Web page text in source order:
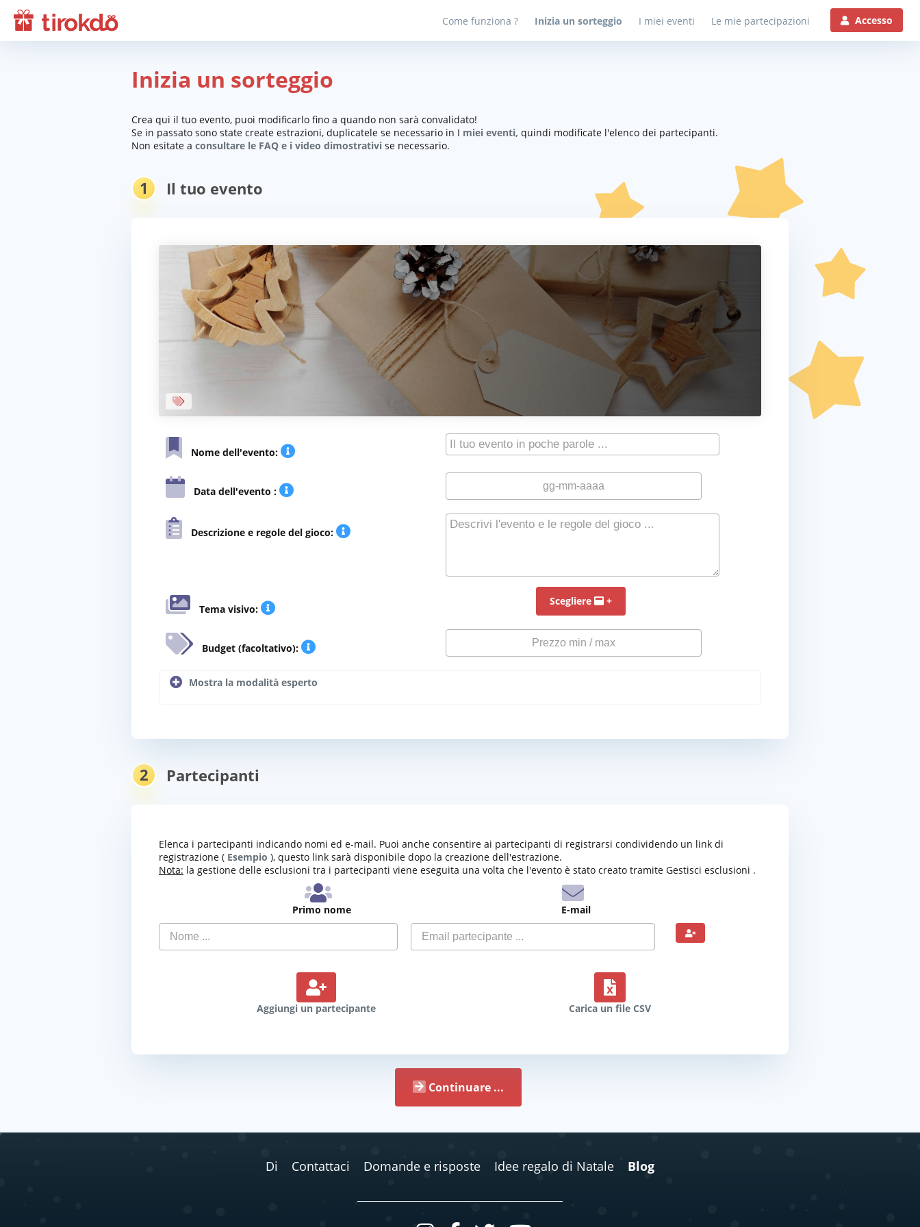
Come funziona ? Inizia un sorteggio I miei eventi Le mie partecipazioni Accesso
Inizia un sorteggio
Crea qui il tuo evento, puoi modificarlo fino a quando non sarà convalidato!
Se in passato sono state create estrazioni, duplicatele se necessario in I miei eventi, quindi modificate l'elenco dei partecipanti.
Non esitate a consultare le FAQ e i video dimostrativi se necessario.
1 Il tuo evento
Nome dell'evento:
Data dell'evento :
Descrizione e regole del gioco:
Tema visivo:
Scegliere +
Budget (facoltativo):
Mostra la modalità esperto
2 Partecipanti
Elenca i partecipanti indicando nomi ed e-mail. Puoi anche consentire ai partecipanti di registrarsi condividendo un link di
registrazione ( Esempio ), questo link sarà disponibile dopo la creazione dell'estrazione.
Nota: la gestione delle esclusioni tra i partecipanti viene eseguita una volta che l'evento è stato creato tramite Gestisci esclusioni .
Primo nome E-mail
Aggiungi un partecipante Carica un file CSV
Continuare ...
Di Contattaci Domande e risposte Idee regalo di Natale Blog